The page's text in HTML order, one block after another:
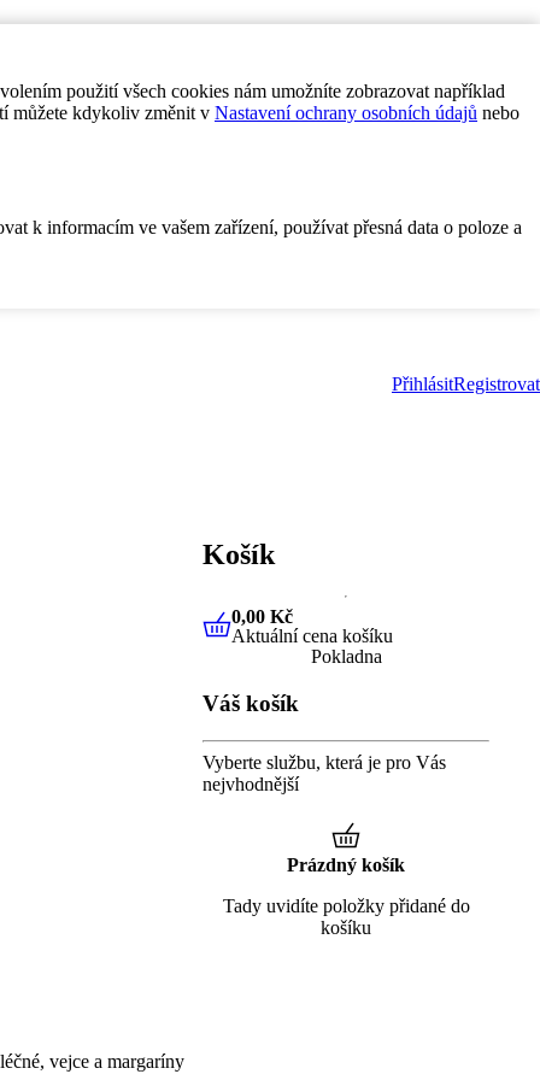
použití všech cookies nám umožníte zobrazovat například
můžete kdykoliv změnit v Nastavení ochrany osobních údajů nebo
k informacím ve vašem zařízení, používat přesná data o poloze a
PřihlásitRegistrovat
vejce a margaríny
Košík
0,00 KčAktuální cena košíku
0,00 Kč
Aktuální cena košíku
Pokladna
Váš košík
Vyberte službu, která je pro Vás
nejvhodnější
Prázdný košík
Tady uvidíte položky přidané do
košíku